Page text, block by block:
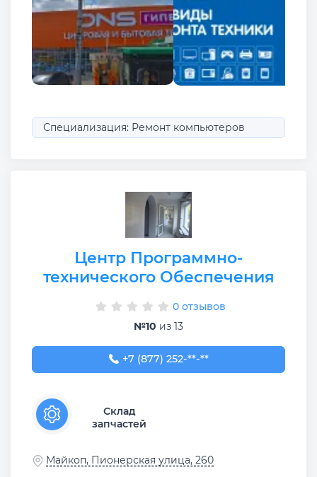
Специализация: Ремонт компьютеров
Центр Программно-
технического Обеспечения
0 отзывов
№10 из 13
+7 (877) 252-64-65
+7 (877) 252-**-**
Склад
запчастей
Майкоп, Пионерская улица, 260